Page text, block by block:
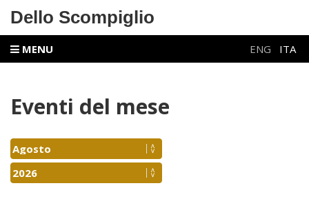
Dello Scompiglio
MENU ENG ITA
Eventi del mese